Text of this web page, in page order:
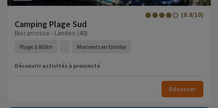
Camping Plage Sud
(8.9/10)
Biscarrosse - Landes (40)
Plage à 800m Moments en famille
Découvrir activités à proximité
Réserver